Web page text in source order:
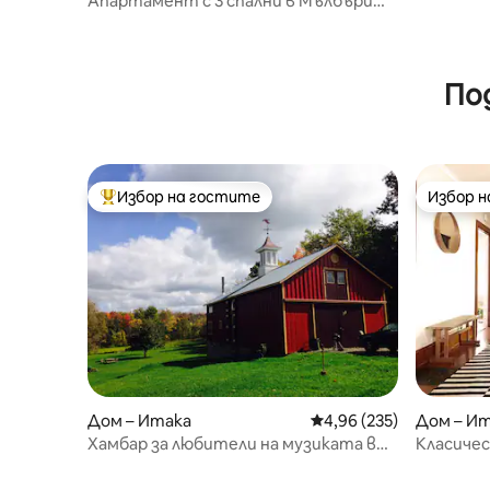
Най-популярен избор на гостите
Избор на гостите
Дом – Итака Средна оценка: 4,96
4,96 (235)
Хамбар за любители на музиката в
Избор
Избор
Дом –